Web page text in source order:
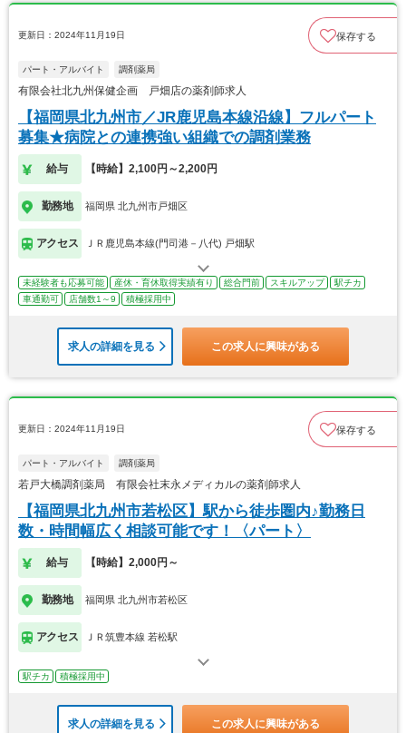
更新日：2024年11月19日 保存する
パート・アルバイト 調剤薬局
有限会社北九州保健企画 戸畑店の薬剤師求人
【福岡県北九州市／JR鹿児島本線沿線】フルパート
募集★病院との連携強い組織での調剤業務
給与 【時給】2,100円～2,200円
勤務地 福岡県 北九州市戸畑区
アクセス ＪＲ鹿児島本線(門司港－八代) 戸畑駅
未経験者も応募可能 産休・育休取得実績有り 総合門前 スキルアップ
駅チカ
車通勤可
店舗数1～9 積極採用中
求人の詳細を見る この求人に興味がある
更新日：2024年11月19日 保存する
パート・アルバイト 調剤薬局
若戸大橋調剤薬局 有限会社末永メディカルの薬剤師求人
【福岡県北九州市若松区】駅から徒歩圏内♪勤務日
数・時間幅広く相談可能です！〈パート〉
給与 【時給】2,000円～
勤務地 福岡県 北九州市若松区
アクセス ＪＲ筑豊本線 若松駅
駅チカ 積極採用中
求人の詳細を見る この求人に興味がある